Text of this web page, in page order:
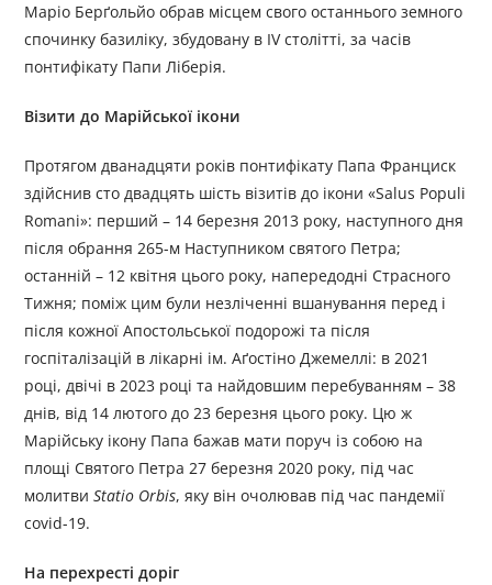
Маріо Берґольйо обрав місцем свого останнього земного
спочинку базиліку, збудовану в IV столітті, за часів
понтифікату Папи Ліберія.
Візити до Марійської ікони
Протягом дванадцяти років понтифікату Папа Франциск
здійснив сто двадцять шість візитів до ікони «Salus Populi
Romani»: перший – 14 березня 2013 року, наступного дня
після обрання 265-м Наступником святого Петра;
останній – 12 квітня цього року, напередодні Страсного
Тижня; поміж цим були незліченні вшанування перед і
після кожної Апостольської подорожі та після
госпіталізацій в лікарні ім. Аґостіно Джемеллі: в 2021
році, двічі в 2023 році та найдовшим перебуванням – 38
днів, від 14 лютого до 23 березня цього року. Цю ж
Марійську ікону Папа бажав мати поруч із собою на
площі Святого Петра 27 березня 2020 року, під час
молитвиStatio Orbis, яку він очолював під час пандемії
covid-19.
На перехресті доріг